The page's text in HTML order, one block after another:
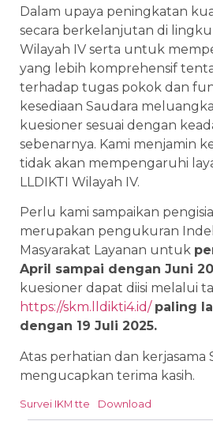
Dalam upaya peningkatan
secara berkelanjutan di
Wilayah IV serta untuk
yang lebih komprehensif
terhadap tugas pokok dan
kesediaan Saudara
kuesioner sesuai dengan
sebenarnya. Kami menjamin
tidak akan mempengaruhi
LLDIKTI Wilayah IV.
Perlu kami sampaikan
merupakan pengukuran
Masyarakat Layanan untuk
April sampai dengan Juni
kuesioner dapat diisi melalui
https://skm.lldikti4.id/ paling
dengan 19 Juli 2025.
Atas perhatian dan kerjasama
mengucapkan terima kasih.
Survei IKM tte Download